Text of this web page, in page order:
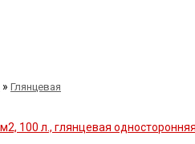
» Глянцевая